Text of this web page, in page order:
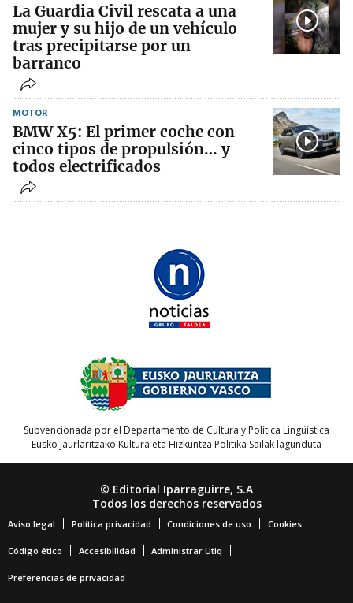
La Guardia Civil rescata a una
mujer y su hijo de un vehículo
tras precipitarse por un
barranco
MOTOR
BMW X5: El primer coche con
cinco tipos de propulsión… y
todos electrificados
Subvencionada por el Departamento de Cultura y Política Lingüística
Eusko Jaurlaritzako Kultura eta Hizkuntza Politika Sailak lagunduta
© Editorial Iparraguirre, S.A
Todos los derechos reservados
Aviso legal Política privacidad Condiciones de uso Cookies
Código ético Accesibilidad Administrar Utiq
Preferencias de privacidad